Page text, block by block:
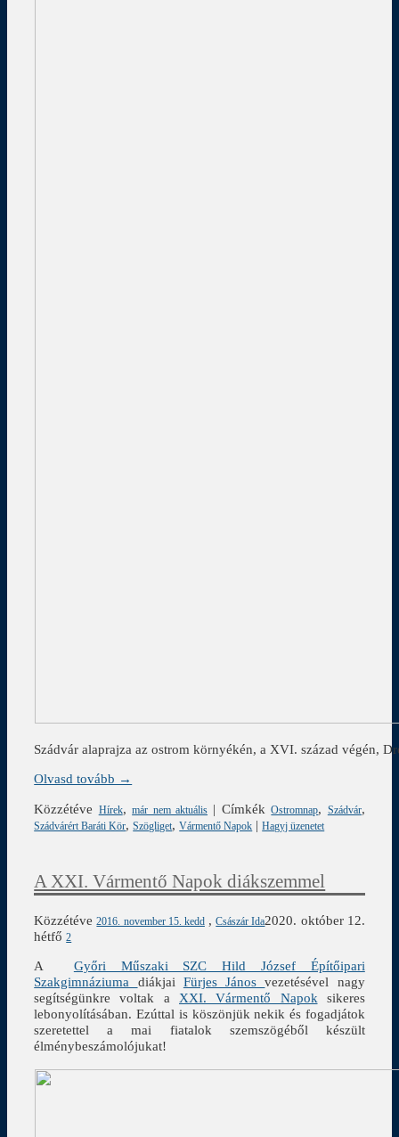
Szádvár alaprajza az ostrom környékén, a XVI. század végén,
Olvasd tovább →
Közzétéve
Hírek,már nem aktuális | Címkék Ostromnap, Szádvár,
Szádvárért Baráti Kör,Szögliget,Vármentő Napok |Hagyj üzenetet
A XXI. Vármentő Napok diákszemmel
Közzétéve2016. november 15. kedd ,Császár Ida2020. október 12.
hétfő 2
A Győri Műszaki SZC Hild József Építőipari
Szakgimnáziuma diákjai Fürjes Jánosvezetésével nagy
segítségünkre voltak a XXI. Vármentő Napok sikeres
lebonyolításában. Ezúttal is köszönjük nekik és fogadjátok
szeretettel a mai fiatalok szemszögéből készült
élménybeszámolójukat!